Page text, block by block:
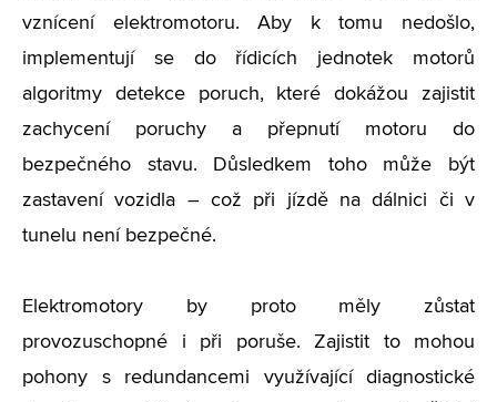
vznícení elektromotoru. Aby k tomu nedošlo,
implementují se do řídicích jednotek motorů
algoritmy detekce poruch, které dokážou zajistit
zachycení poruchy a přepnutí motoru do
bezpečného stavu. Důsledkem toho může být
zastavení vozidla – což při jízdě na dálnici či v
tunelu není bezpečné.
Elektromotory by proto měly zůstat
provozuschopné i při poruše. Zajistit to mohou
pohony s redundancemi využívající diagnostické